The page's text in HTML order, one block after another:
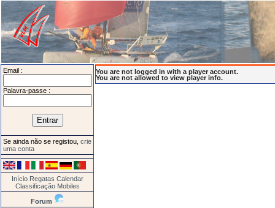
Email :
Palavra-passe :
Se ainda não se registou, crie
uma conta
Início Regatas Calendar
Classificação Mobiles
Forum
You are not logged in with a player account.
You are not allowed to view player info.